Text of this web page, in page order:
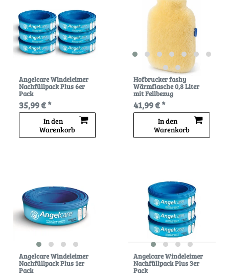
Angelcare Windeleimer
Nachfüllpack Plus 6er
Pack
35,99 € *
In den
Warenkorb
Hofbrucker fashy
Wärmflasche 0,8 Liter
mit Fellbezug
41,99 € *
In den
Warenkorb
Angelcare Windeleimer
Nachfüllpack Plus 1er
Pack
Angelcare Windeleimer
Nachfüllpack Plus 3er
Pack